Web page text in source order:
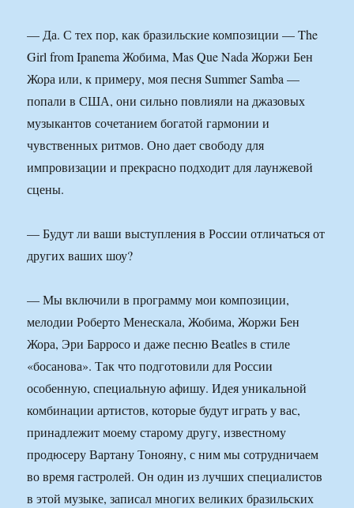
— Да. С тех пор, как бразильские композиции — The
Girl from Ipanema Жобима, Mas Que Nada Жоржи Бен
Жора или, к примеру, моя песня Summer Samba —
попали в США, они сильно повлияли на джазовых
музыкантов сочетанием богатой гармонии и
чувственных ритмов. Оно дает свободу для
импровизации и прекрасно подходит для лаунжевой
сцены.
— Будут ли ваши выступления в России отличаться от
других ваших шоу?
— Мы включили в программу мои композиции,
мелодии Роберто Менескала, Жобима, Жоржи Бен
Жора, Эри Барросо и даже песню Beatles в стиле
«босанова». Так что подготовили для России
особенную, специальную афишу. Идея уникальной
комбинации артистов, которые будут играть у вас,
принадлежит моему старому другу, известному
продюсеру Вартану Тонояну, с ним мы сотрудничаем
во время гастролей. Он один из лучших специалистов
в этой музыке, записал многих великих бразильских